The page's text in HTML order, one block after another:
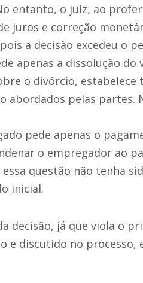
entanto, o juiz, ao
juros e correção
a decisão excedeu o
apenas a dissolução
o divórcio, estabelece
abordados pelas
pede apenas o
o empregador ao
questão não tenha
inicial.
já que viola o
discutido no processo,